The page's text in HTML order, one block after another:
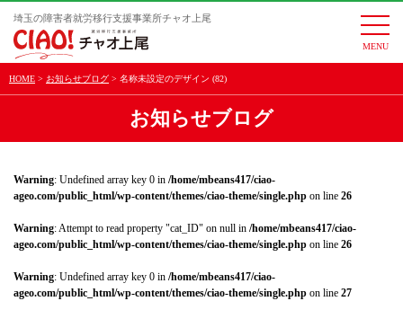
埼玉の障害者就労移行支援事業所チャオ上尾
HOME お知らせブログ 名称未設定のデザイン (82)
お知らせブログ
Warning: Undefined array key 0 in /home/mbeans417/ciao-
ageo.com/public_html/wp-content/themes/ciao-theme/single.php on line 26
Warning: Attempt to read property "cat_ID" on null in /home/mbeans417/ciao-
ageo.com/public_html/wp-content/themes/ciao-theme/single.php on line 26
Warning: Undefined array key 0 in /home/mbeans417/ciao-
ageo.com/public_html/wp-content/themes/ciao-theme/single.php on line 27